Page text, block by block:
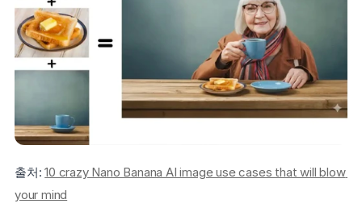
출처: 10 crazy Nano Banana AI image use cases that will blow
your mind